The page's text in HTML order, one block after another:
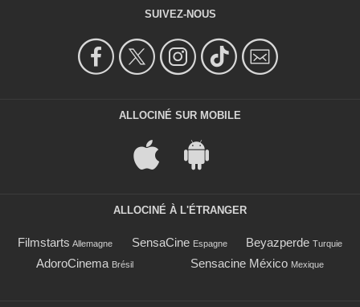
SUIVEZ-NOUS
ALLOCINÉ SUR MOBILE
ALLOCINÉ À L'ÉTRANGER
Filmstarts Allemagne SensaCine Espagne Beyazperde Turquie
AdoroCinema Brésil Sensacine México Mexique